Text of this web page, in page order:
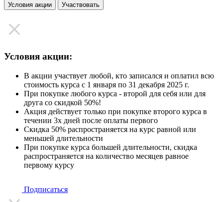
Условия акции Участвовать
Условия акции:
В акции участвует любой, кто записался и оплатил всю
стоимость курса с 1 января по 31 декабря 2025 г.
При покупке любого курса - второй для себя или для
друга со скидкой 50%!
Акция действует только при покупке второго курса в
течении 3х дней после оплаты первого
Скидка 50% распространяется на курс равной или
меньшей длительности
При покупке курса большей длительности, скидка
распространяется на количество месяцев равное
первому курсу
Подписаться